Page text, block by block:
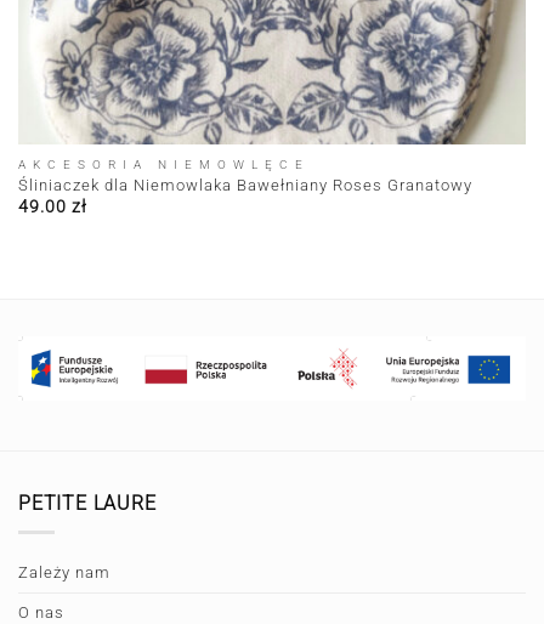
AKCESORIA NIEMOWLĘCE
Śliniaczek dla Niemowlaka Bawełniany Roses Granatowy
49.00 zł
PETITE LAURE
Zależy nam
O nas